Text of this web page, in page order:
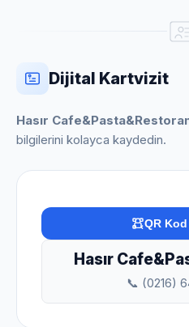
Dijital Kartvizit
Hasır
bilgilerini kolayca kaydedin.
QR
Hasır
📞 (0216)